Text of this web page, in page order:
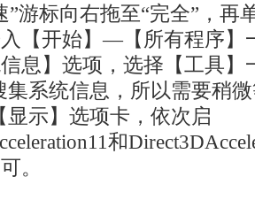
”游标向右拖至“完全”，再
【开始】—【所有程序】
息】选项，选择【工具】
集系统信息，所以需要稍
示】选项卡，依次启
和
。